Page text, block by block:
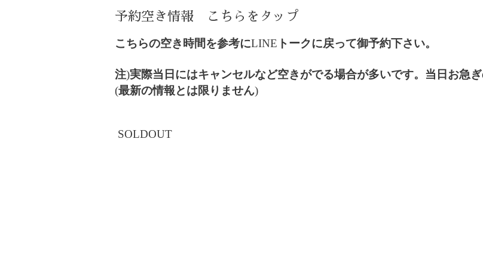
予約空き情報 こちらをタップ
こちらの空き時間を参考にLINE トークに戻って御予約下さい。
注)実際当日にはキャンセルなど空きがでる場合が多いです。当日お急
(最新の情報とは限りません)
SOLDOUT